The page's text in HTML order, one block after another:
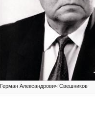
Герман Александрович Свешников